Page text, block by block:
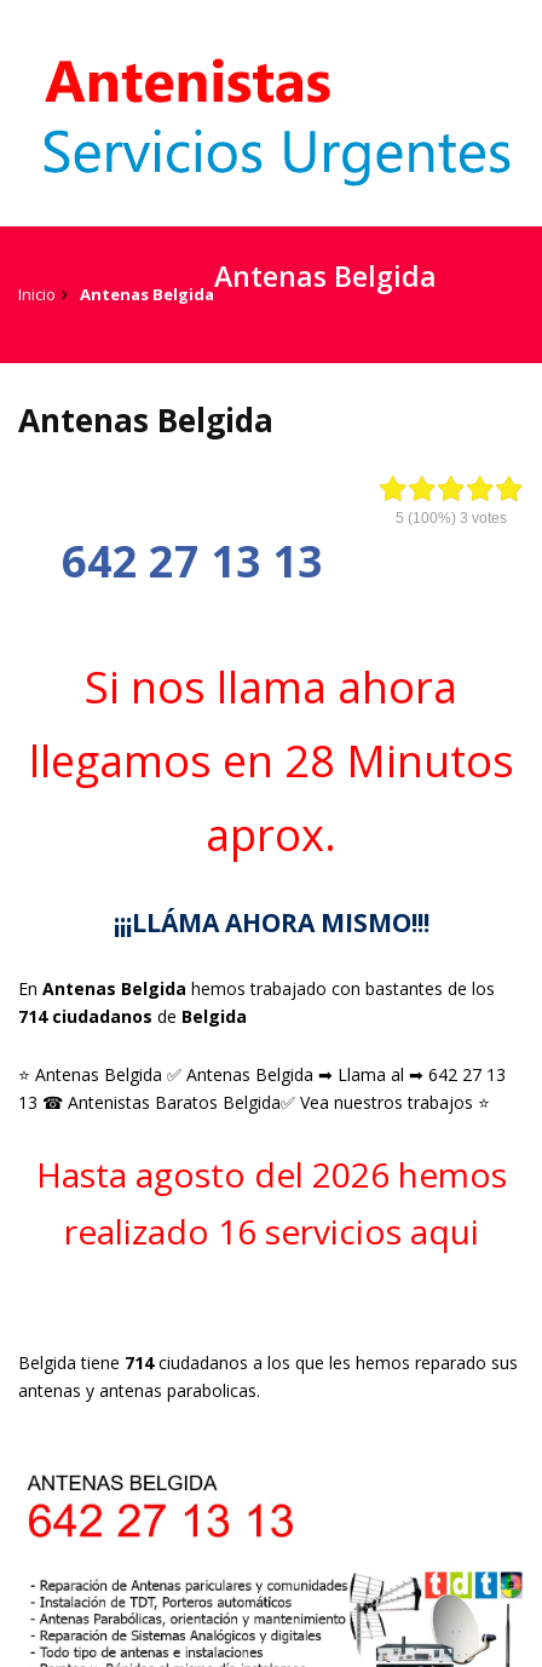
Inicio Antenas BelgidaAntenas Belgida
Antenas Belgida
5 (100%) 3 votes
642 27 13 13
Si nos llama ahora
llegamos en 28 Minutos
aprox.
¡¡¡LLÁMA AHORA MISMO!!!
En Antenas Belgida hemos trabajado con bastantes de los
714 ciudadanos de Belgida
⭐ Antenas Belgida ✅ Antenas Belgida ➡ Llama al ➡ 642 27 13
13 ☎ Antenistas Baratos Belgida✅ Vea nuestros trabajos ⭐
Hasta agosto del 2026 hemos
realizado 16 servicios aqui
Belgida tiene 714ciudadanos a los que les hemos reparado sus
antenas y antenas parabolicas.